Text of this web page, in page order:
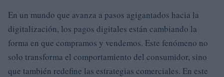
En un mundo que avanza a pasos agigantados hacia la
digitalización, los pagos digitales están cambiando la
forma en que compramos y vendemos. Este fenómeno no
solo transforma el comportamiento del consumidor, sino
que también redefine las estrategias comerciales. En este